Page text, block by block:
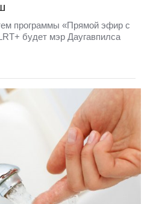
программы «Прямой эфир с
будет мэр Даугавпилса